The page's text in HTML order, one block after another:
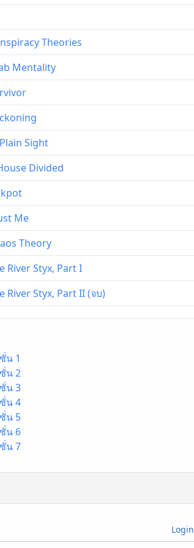
Theories
Mentality
Sight
Divided
Me
Theory
River Styx, Part I
River Styx, Part II (จบ)
น 1
น 2
น 3
น 4
น 5
น 6
น 7
Login